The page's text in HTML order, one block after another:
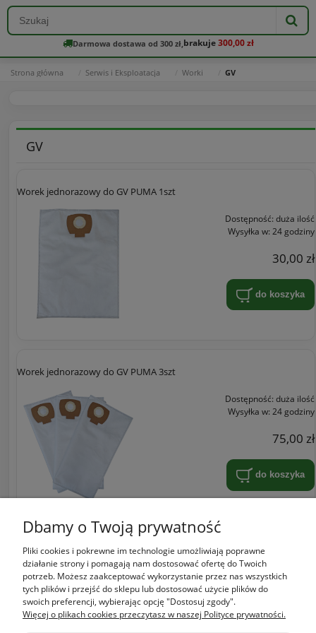
Darmowa dostawa od 300 zł, brakuje300,00 zł
Strona główna Serwis i Eksploatacja Worki GV
GV
Worek jednorazowy do GV PUMA 1szt
Dostępność: duża ilość
Wysyłka w: 24 godziny
30,00 zł
do koszyka
Worek jednorazowy do GV PUMA 3szt
Dostępność: duża ilość
Wysyłka w: 24 godziny
75,00 zł
do koszyka
Zakupy
Pomoc
Dbamy o Twoją prywatność
Pliki cookies i pokrewne im technologie umożliwiają poprawne
działanie strony i pomagają nam dostosować ofertę do Twoich
potrzeb. Możesz zaakceptować wykorzystanie przez nas wszystkich
tych plików i przejść do sklepu lub dostosować użycie plików do
swoich preferencji, wybierając opcję "Dostosuj zgody".
Więcej o plikach cookies przeczytasz w naszej Polityce prywatności.